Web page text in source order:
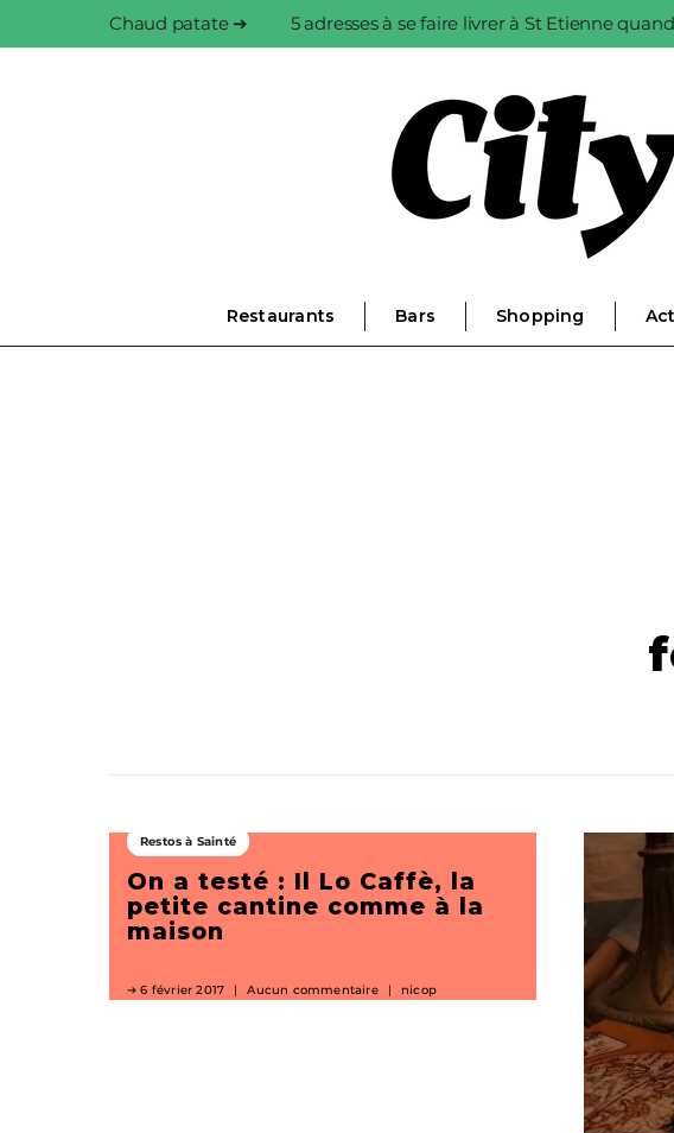
Chaud patate ➔ 5 adresses à se faire livrer à St Etienne
Restaurants Bars Shopping
Restos à Sainté
On a testé : Il Lo Caffè, la
petite cantine comme à la
maison
6 février 2017 Aucun commentaire nicop